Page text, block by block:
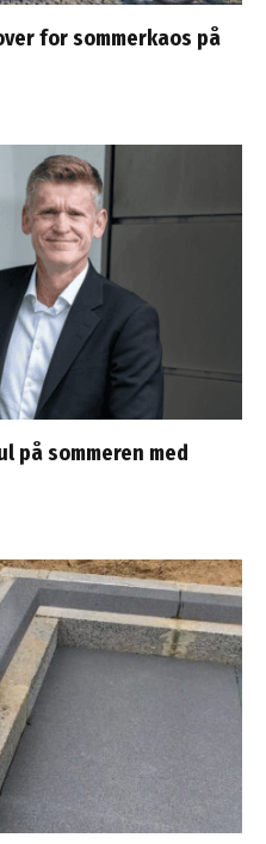
for sommerkaos på
på sommeren med